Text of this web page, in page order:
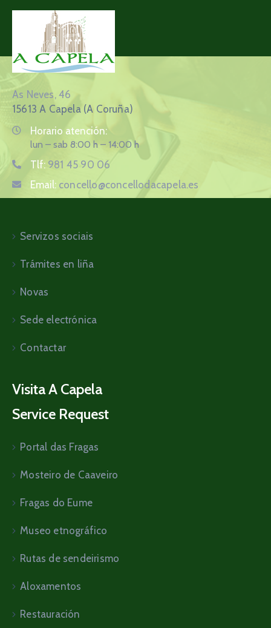
As Neves, 46
15613 A Capela (A Coruña)
Horario atención:
lun – sab 8:00 h – 14:00 h
Tlf: 981 45 90 06
Email: concello@concellodacapela.es
Servizos sociais
Trámites en liña
Novas
Sede electrónica
Contactar
Visita A Capela
Service Request
Portal das Fragas
Mosteiro de Caaveiro
Fragas do Eume
Museo etnográfico
Rutas de sendeirismo
Aloxamentos
Restauración